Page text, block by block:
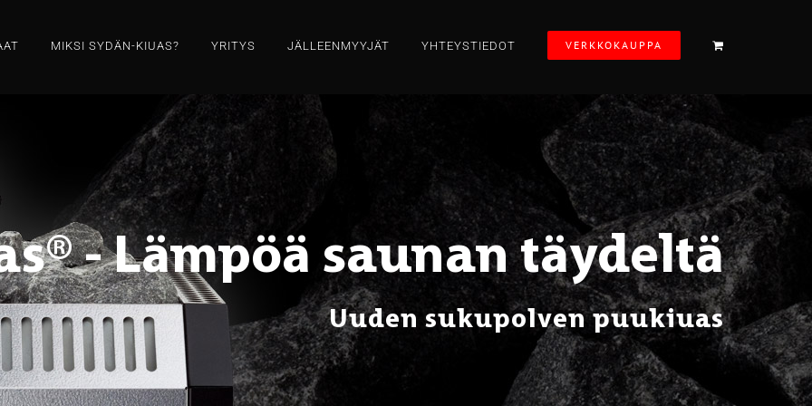
MIKSI SYDÄN-KIUAS? YRITYS JÄLLEENMYYJÄT YHTEYSTIEDOT VERKKOKAUPPA
- Lämpöä saunan täydeltä
Uuden sukupolven puukiuas